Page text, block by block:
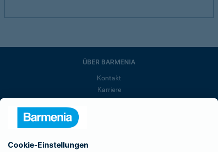
ÜBER BARMENIA
Kontakt
Karriere
Barmenia ist Teil der BarmeniaGothaer